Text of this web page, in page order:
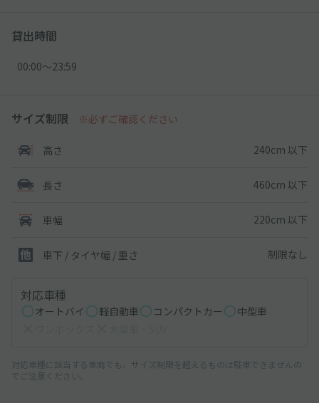
貸出時間
00:00〜23:59
サイズ制限 ※必ずご確認ください
高さ 240cm 以下
長さ 460cm 以下
車幅 220cm 以下
車下 / タイヤ幅 / 重さ 制限なし
対応車種
オートバイ 軽自動車 コンパクトカー
中型車
対応車種に該当する車両でも、サイズ制限を超えるものは駐車できませんの
でご注意ください。